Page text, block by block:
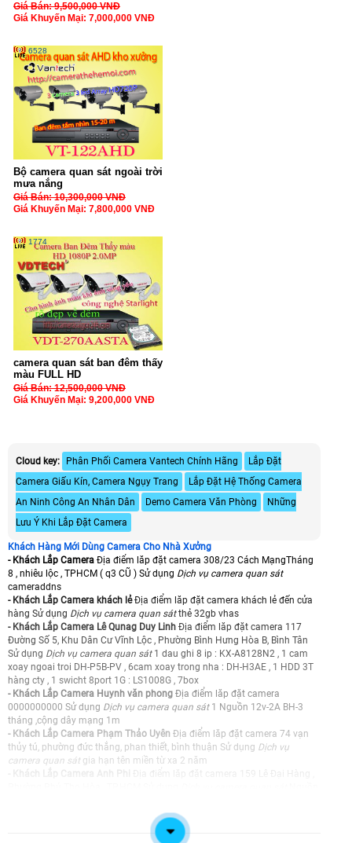
Giá Bán: 9,500,000 VNĐ
Giá Khuyến Mại: 7,000,000 VNĐ
6528
Bộ camera quan sát ngoài trời
mưa nắng
Giá Bán: 10,300,000 VNĐ
Giá Khuyến Mại: 7,800,000 VNĐ
1774
camera quan sát ban đêm thấy
màu FULL HD
Giá Bán: 12,500,000 VNĐ
Giá Khuyến Mại: 9,200,000 VNĐ
Cloud key: Phân Phối Camera Vantech Chính Hãng
Lắp Đặt
Camera Giấu Kín, Camera Ngụy Trang
Lắp Đặt Hệ Thống Camera
An Ninh Công An Nhân Dân
Demo Camera Văn Phòng
Những
Lưu Ý Khi Lắp Đặt Camera
Khách Hàng Mới Dùng Camera Cho Nhà Xưởng
- Khách Lắp Camera Địa điểm lăp đặt camera 308/23 Cách MạngTháng
8 , nhiêu lộc , TPHCM ( q3 CŨ ) Sử dụng Dịch vụ camera quan sát
cameraddns
- Khách Lắp Camera khách lẻĐịa điểm lăp đặt camera khách lẻ đến cửa
hàng Sử dụng Dịch vụ camera quan sátthẻ 32gb vhas
- Khách Lắp Camera Lê Qunag Duy Linh Địa điểm lăp đặt camera 117
Đường Số 5, Khu Dân Cư Vĩnh Lộc , Phường Bình Hưng Hòa B, Bình Tân
Sử dụng Dịch vụ camera quan sát 1 dau ghi 8 ip : KX-A8128N2 , 1 cam
xoay ngoai troi DH-P5B-PV , 6cam xoay trong nha : DH-H3AE , 1 HDD 3T
hàng cty , 1 swicht 8port 1G : LS1008G , 7box
- Khách Lắp Camera Huynh văn phong Địa điểm lăp đặt camera
0000000000 Sử dụng Dịch vụ camera quan sát 1 Nguồn 12v-2A BH-3
tháng ,cộng dây mạng 1m
- Khách Lắp Camera Phạm Thảo Uyên Địa điểm lăp đặt camera 74 vạn
thủy tú, phường đức thắng, phan thiết, bình thuận Sử dụng Dịch vụ
camera quan sát gia hạn tên miền từ xa 2 năm
Địa điểm lăp đặt camera 163 Trương Thi Hoa,
Dịch vụ camera quan sát